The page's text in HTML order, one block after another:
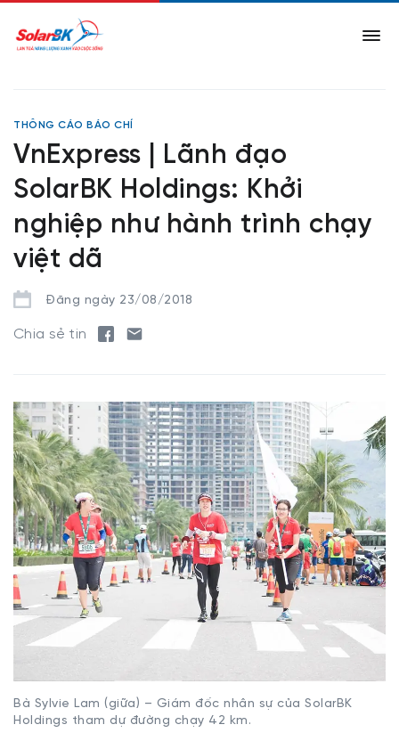
THÔNG CÁO BÁO CHÍ
VnExpress | Lãnh đạo
SolarBK Holdings: Khởi
nghiệp như hành trình chạy
việt dã
Đăng ngày 23/08/2018
Chia sẻ tin
Bà Sylvie Lam (giữa) – Giám đốc nhân sự của SolarBK
Holdings tham dự đường chạy 42 km.